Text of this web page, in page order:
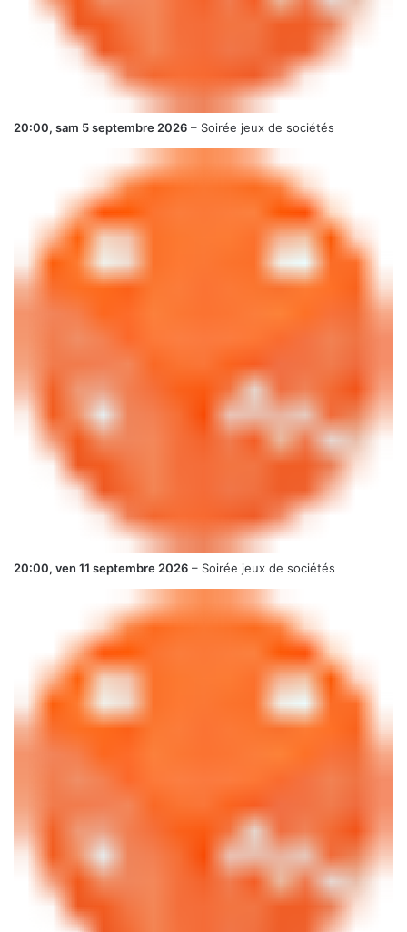
20:00, sam 5 septembre 2026 – Soirée jeux de sociétés
20:00, ven 11 septembre 2026 – Soirée jeux de sociétés